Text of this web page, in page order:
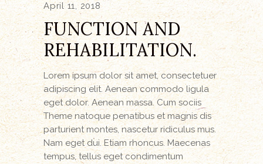
April 11, 2018
FUNCTION AND
REHABILITATION.
Lorem ipsum dolor sit amet, consectetuer
adipiscing elit. Aenean commodo ligula
eget dolor. Aenean massa. Cum sociis
Theme natoque penatibus et magnis dis
parturient montes, nascetur ridiculus mus.
Nam eget dui. Etiam rhoncus. Maecenas
tempus, tellus eget condimentum